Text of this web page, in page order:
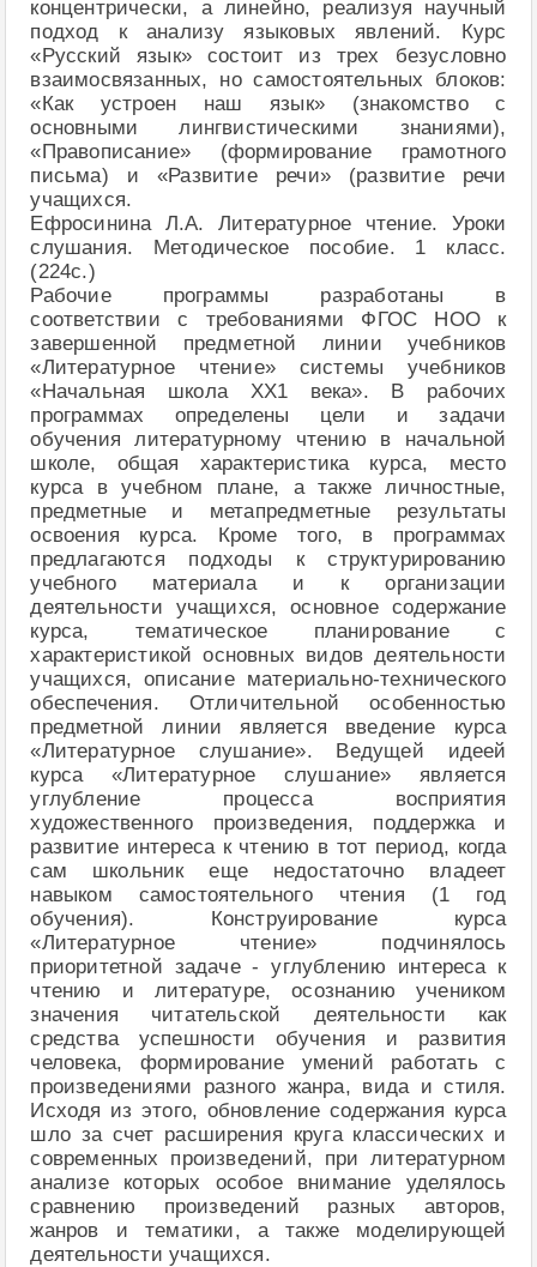
концентрически, а линейно, реализуя научный
подход к анализу языковых явлений. Курс
«Русский язык» состоит из трех безусловно
взаимосвязанных, но самостоятельных блоков:
«Как устроен наш язык» (знакомство с
основными лингвистическими знаниями),
«Правописание» (формирование грамотного
письма) и «Развитие речи» (развитие речи
учащихся.
Ефросинина Л.А. Литературное чтение. Уроки
слушания. Методическое пособие. 1 класс.
(224с.)
Рабочие программы разработаны в
соответствии с требованиями ФГОС НОО к
завершенной предметной линии учебников
«Литературное чтение» системы учебников
«Начальная школа XX1 века». В рабочих
программах определены цели и задачи
обучения литературному чтению в начальной
школе, общая характеристика курса, место
курса в учебном плане, а также личностные,
предметные и метапредметные результаты
освоения курса. Кроме того, в программах
предлагаются подходы к структурированию
учебного материала и к организации
деятельности учащихся, основное содержание
курса, тематическое планирование с
характеристикой основных видов деятельности
учащихся, описание материально-технического
обеспечения. Отличительной особенностью
предметной линии является введение курса
«Литературное слушание». Ведущей идеей
курса «Литературное слушание» является
углубление процесса восприятия
художественного произведения, поддержка и
развитие интереса к чтению в тот период, когда
сам школьник еще недостаточно владеет
навыком самостоятельного чтения (1 год
обучения). Конструирование курса
«Литературное чтение» подчинялось
приоритетной задаче - углублению интереса к
чтению и литературе, осознанию учеником
значения читательской деятельности как
средства успешности обучения и развития
человека, формирование умений работать с
произведениями разного жанра, вида и стиля.
Исходя из этого, обновление содержания курса
шло за счет расширения круга классических и
современных произведений, при литературном
анализе которых особое внимание уделялось
сравнению произведений разных авторов,
жанров и тематики, а также моделирующей
деятельности учащихся.